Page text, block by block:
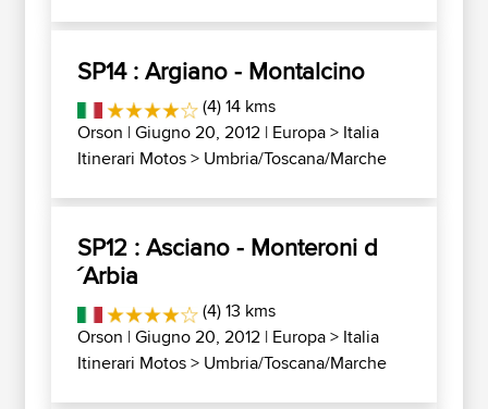
SP14 : Argiano - Montalcino
(4) 14 kms
Orson | Giugno 20, 2012 | Europa> Italia
Itinerari Motos> Umbria/Toscana/Marche
SP12 : Asciano - Monteroni d
´Arbia
(4) 13 kms
Orson | Giugno 20, 2012 | Europa> Italia
Itinerari Motos> Umbria/Toscana/Marche